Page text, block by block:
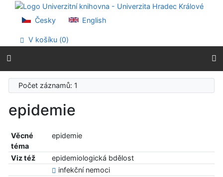
Přejít na obsah
Přejít na menu
Prohlášení o webové přístupnosti
Česky English
V košíku (0)
Počet záznamů: 1
epidemie
Věcné
téma
epidemie
Viz též
epidemiologická bdělost
infekční nemoci